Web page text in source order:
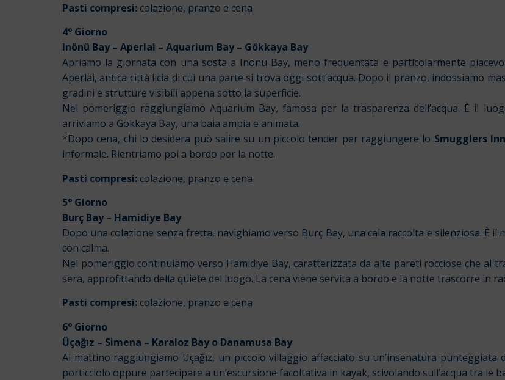
Pasti compresi: colazione, pranzo e cena
4° Giorno
Inönü Bay – Aperlai – Aquarium Bay – Gökkaya Bay
Apriamo la giornata con una sosta a Inönü Bay, meno frequentata e particolarmente
Aperlai, antica città licia di cui una parte si trova oggi sott’acqua. Dopo il pranzo, indossiamo
gradini e strutture visibili appena sotto la superficie.
Nel pomeriggio raggiungiamo Aquarium Bay, famosa per la trasparenza dell’acqua. È il
arriviamo a Gökkaya Bay, una baia ampia e animata.
*Dopo cena, chi lo desidera può salire su un piccolo tender per raggiungere lo Smugglers Inn
informale. Rientriamo poi a bordo per la notte.
Pasti compresi: colazione, pranzo e cena
5° Giorno
Burç Bay – Hamidiye Bay
Dopo una colazione senza fretta, navighiamo verso Burç Bay, una cala raccolta e silenziosa. È
con calma.
Nel pomeriggio continuiamo verso Hamidiye Bay, caratterizzata da alte pareti rocciose che al
sera, approfittando della quiete del luogo. La cena viene servita a bordo e la notte trascorre in
Pasti compresi: colazione, pranzo e cena
6° Giorno
Üçağız – Simena – Karaloz Bay o Danamusa Bay
Al mattino raggiungiamo Üçağız, un piccolo villaggio affacciato su un’insenatura
porticciolo oppure partecipare a un’escursione facoltativa in kayak, scivolando sull’acqua tra le